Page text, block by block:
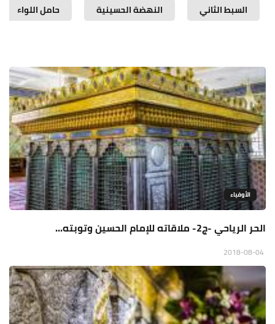
السبط الثاني
النهضة الحسينية حامل اللواء
الأوفياء
الحر الرياحي -ج2- ملاقاته للإمام الحسين وتوبته...